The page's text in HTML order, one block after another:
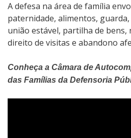
A defesa na área de família
paternidade, alimentos,
união estável, partilha de bens,
direito de visitas e abandono
Conheça a Câmara de
das Famílias da Defensoria